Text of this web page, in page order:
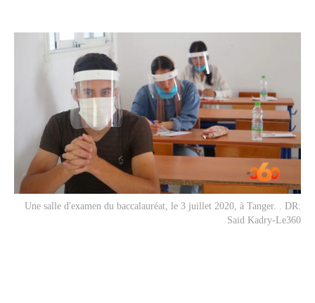
Une salle d'examen du baccalauréat, le 3 juillet 2020, à Tanger. . DR:
Said Kadry-Le360